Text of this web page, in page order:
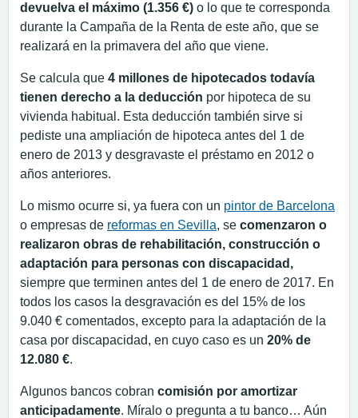
devuelva el máximo (1.356 €) o lo que te corresponda
durante la Campaña de la Renta de este año, que se
realizará en la primavera del año que viene.
Se calcula que 4 millones de hipotecados todavía
tienen derecho a la deducción por hipoteca de su
vivienda habitual. Esta deducción también sirve si
pediste una ampliación de hipoteca antes del 1 de
enero de 2013 y desgravaste el préstamo en 2012 o
años anteriores.
Lo mismo ocurre si, ya fuera con un pintor de Barcelona
o empresas de reformas en Sevilla, se comenzaron o
realizaron obras de rehabilitación, construcción o
adaptación para personas con discapacidad,
siempre que terminen antes del 1 de enero de 2017. En
todos los casos la desgravación es del 15% de los
9.040 € comentados, excepto para la adaptación de la
casa por discapacidad, en cuyo caso es un 20% de
12.080 €.
Algunos bancos cobran comisión por amortizar
anticipadamente. Míralo o pregunta a tu banco… Aún